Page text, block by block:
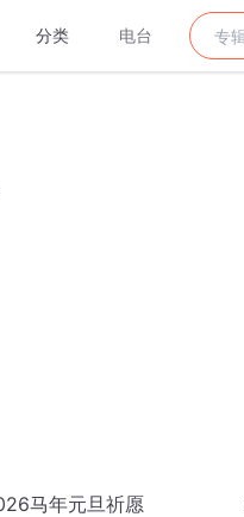
分类 电台
马年元旦祈愿